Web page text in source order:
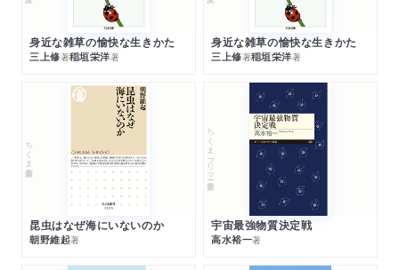
身近な雑草の愉快な生きかた
三上修著稲垣栄洋著
身近な雑草の愉快な生きかた
三上修著稲垣栄洋著
ちくま新書
昆虫はなぜ海にいないのか
朝野維起著
ちくまプリマー新書
宇宙最強物質決定戦
高水裕一著